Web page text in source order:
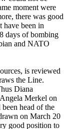
moment were
there was good
have been in
days of bombing
and NATO
is reviewed
the Line.
Diana
Merkel on
head of the
on March 20
good position to